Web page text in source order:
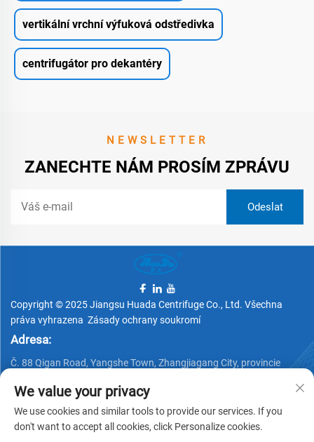
vertikální vrchní výfuková odstředivka
centrifugátor pro dekantéry
NEWSLETTER
ZANECHTE NÁM PROSÍM ZPRÁVU
Copyright © 2025 Jiangsu Huada Centrifuge Co., Ltd. Všechna
práva vyhrazena Zásady ochrany soukromí
Adresa:
Č. 88 Qigan Road, Yangshe Town, Zhangjiagang City, provincie
Telefon:
+86 15162337620
We value your privacy
We use cookies and similar tools to provide our services. If you
don't want to accept all cookies, click Personalize cookies.